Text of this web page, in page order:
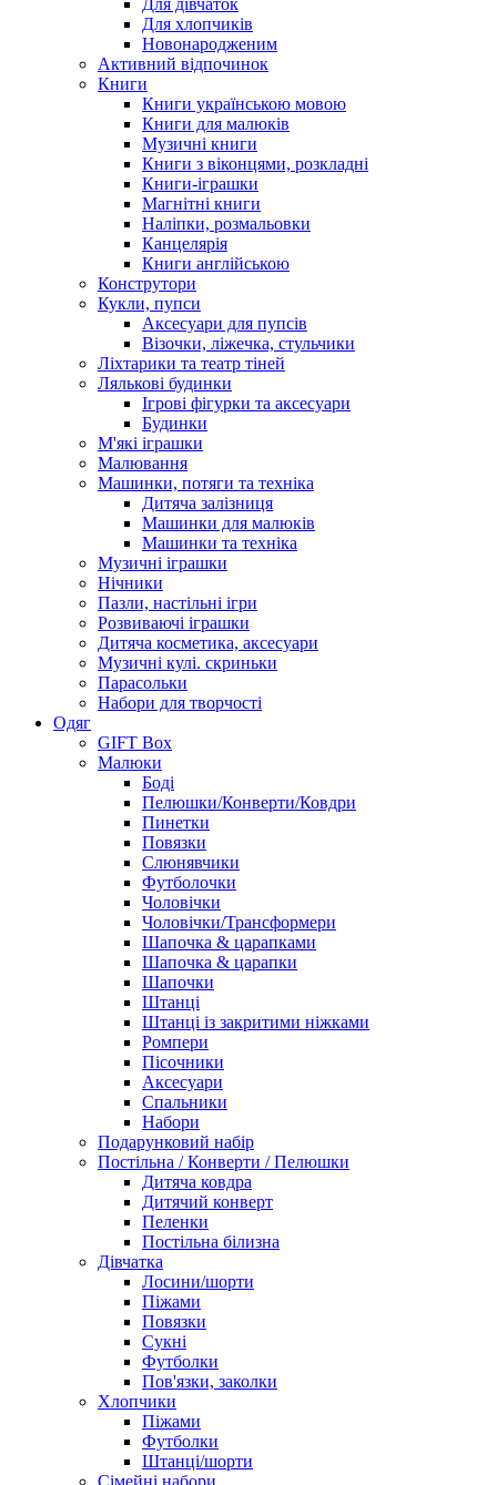
Для дівчаток
Для хлопчиків
Новонародженим
Активний відпочинок
Книги
Книги українською мовою
Книги для малюків
Музичні книги
Книги з віконцями, розкладні
Книги-іграшки
Магнітні книги
Наліпки, розмальовки
Канцелярія
Книги англійською
Конструтори
Кукли, пупси
Аксесуари для пупсів
Візочки, ліжечка, стульчики
Ліхтарики та театр тіней
Лялькові будинки
Ігрові фігурки та аксесуари
Будинки
М'які іграшки
Малювання
Машинки, потяги та техніка
Дитяча залізниця
Машинки для малюків
Машинки та техніка
Музичні іграшки
Нічники
Пазли, настільні ігри
Розвиваючі іграшки
Дитяча косметика, аксесуари
Музичні кулі. скриньки
Парасольки
Набори для творчості
Одяг
GIFT Box
Малюки
Боді
Пелюшки/Конверти/Ковдри
Пинетки
Повязки
Слюнявчики
Футболочки
Чоловічки
Чоловічки/Трансформери
Шапочка & царапками
Шапочка & царапки
Шапочки
Штанці
Штанці із закритими ніжками
Ромпери
Пісочники
Аксесуари
Спальники
Набори
Подарунковий набір
Постільна / Конверти / Пелюшки
Дитяча ковдра
Дитячий конверт
Пеленки
Постільна білизна
Дівчатка
Лосини/шорти
Піжами
Повязки
Сукні
Футболки
Пов'язки, заколки
Хлопчики
Піжами
Футболки
Штанці/шорти
Сімейні набори